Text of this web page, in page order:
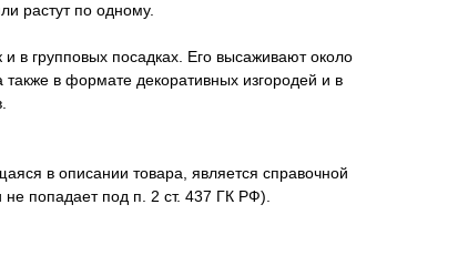
растут по одному.
и в групповых посадках. Его высаживают около
в формате декоративных изгородей и в
в описании товара, является справочной
попадает под п. 2 ст. 437 ГК РФ).